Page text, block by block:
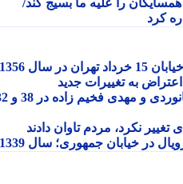
را علیه ما بسیج کند/
به تغییرات جدید
عکس| سفر به گذشته؛ بیک ایمانوردی و مهدی فخیم زاده در 38 و 32
نکرد، مردم تاوان دادند
خیابان جمهوری؛ سال 1339